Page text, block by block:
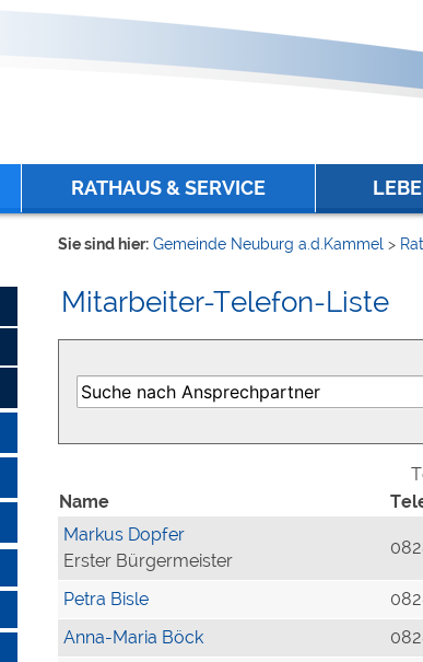
Startseitespringen.
RATHAUS & SERVICE
Sie sind hier: Gemeinde Neuburg a.d.Kammel >
Mitarbeiter-Telefon-Liste
Name
Markus Dopfer
Erster Bürgermeister
Petra Bisle
Anna-Maria Böck